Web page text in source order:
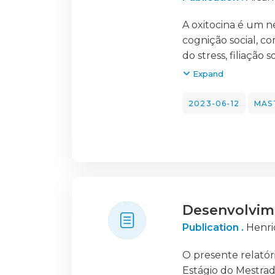
operacional em
de incidentes no
autoridade,
forma segura.
A oxitocina é um
cognição social,
do stress, filiação
molécula
comportamento
psicológicos com
autismo ou
doenças
terapia com
serão revistas.
Expand
2023-06-12
Publication .
O presente
Estágio do